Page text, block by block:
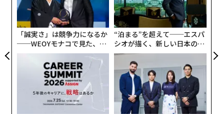
「誠実さ」は競争力になるか
──WEOYモナコで見た、く
ら寿司の経営哲学
“泊まる”を超えて──エスパ
シオが描く、新しい日本のラ
グジュアリー（前編）